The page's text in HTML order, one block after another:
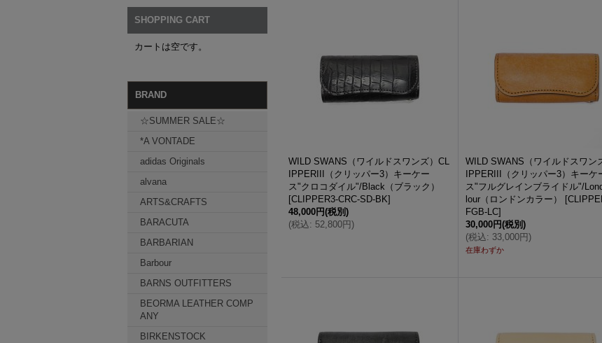
SHOPPING CART
カートは空です。
BRAND
☆SUMMER SALE☆
*A VONTADE
adidas Originals
alvana
ARTS&CRAFTS
BARACUTA
BARBARIAN
Barbour
BARNS OUTFITTERS
BEORMA LEATHER COMP
ANY
BIRKENSTOCK
WILD SWANS（ワイルドスワンズ）CL
IPPERIII（クリッパー3）キーケー
ス"クロコダイル"/Black（ブラック）
[CLIPPER3-CRC-SD-BK]
48,000円(税別)
(税込: 52,800円)
WILD SWANS（ワイルドスワン
IPPERIII（クリッパー3）キーケ
ス"フルグレインブライドル"/
lour（ロンドンカラー）
[
FGB-LC]
30,000円(税別)
(税込: 33,000円)
在庫わずか